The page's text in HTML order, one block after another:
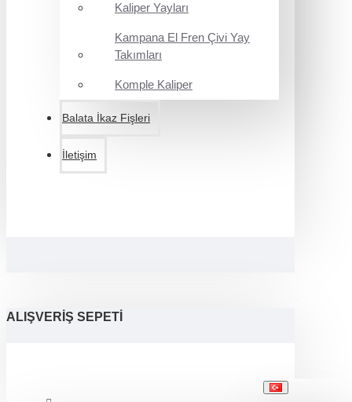
Kaliper Yayları
Kampana El Fren Çivi Yay
Takımları
Komple Kaliper
Balata İkaz Fişleri
İletişim
ALIŞVERIŞ SEPETI